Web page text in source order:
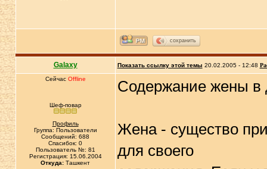
сохранить
Galaxy Показать ссылку этой темы 20.02.2005 - 12:48
Сейчас Offline
Шеф-повар
Профиль
Группа: Пользователи
Сообщений: 688
Спасибок: 0
Пользователь №: 81
Регистрация: 15.06.2004
Откуда: Ташкент
Содержание жены в
Жена - существо
для своего